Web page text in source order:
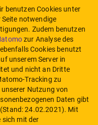
benutzen Cookies unter
notwendige
Zudem benutzen
zur Analyse des
Cookies benutzt
unserem Server in
und nicht an Dritte
Tracking zu
Nutzung von
Daten gibt
(Stand:24.02.2021). Mit
sich mit der